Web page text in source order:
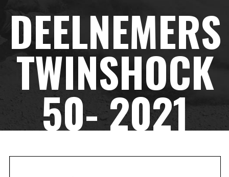
DEELNEMERS
TWINSHOCK
50- 2021